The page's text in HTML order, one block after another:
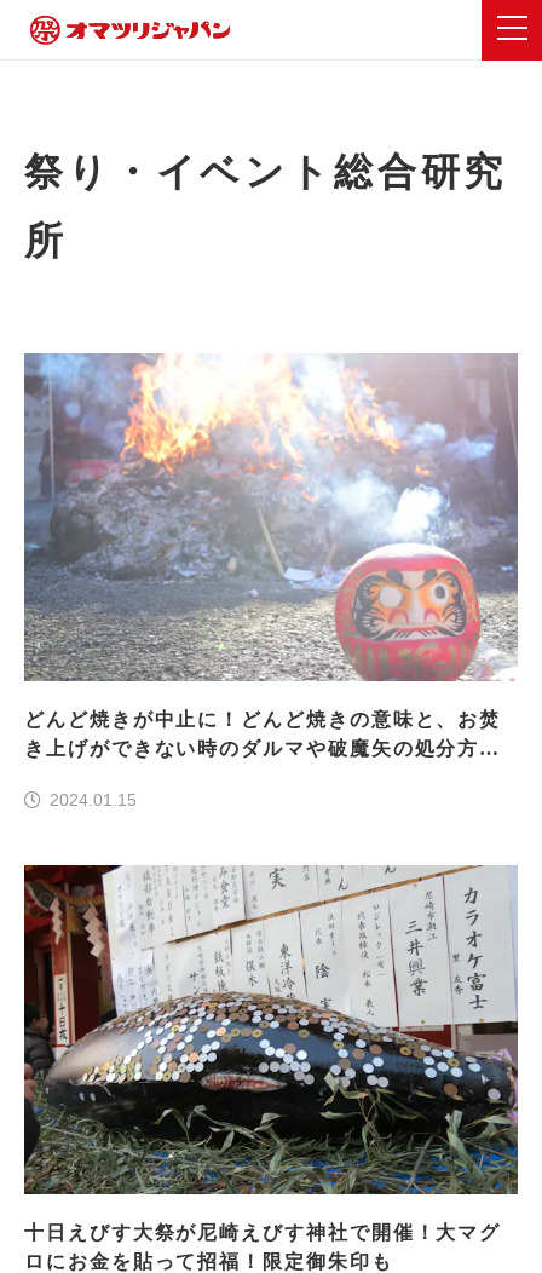
祭り・イベント総合研究
所
どんど焼きが中止に！どんど焼きの意味と、お焚
き上げができない時のダルマや破魔矢の処分方法
2024.01.15
十日えびす大祭が尼崎えびす神社で開催！大マグ
ロにお金を貼って招福！限定御朱印も